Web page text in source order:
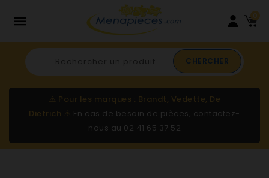
 0
CHERCHER
⚠️ Pour les marques : Brandt, Vedette, De
Dietrich ⚠️ En cas de besoin de pièces, contactez-
nous au 02 41 65 37 52